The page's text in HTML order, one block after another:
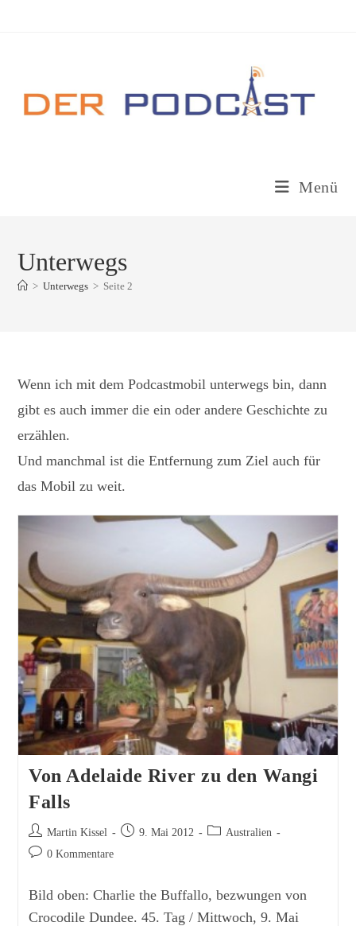
Menü
Unterwegs
> Unterwegs > Seite 2
Wenn ich mit dem Podcastmobil unterwegs bin, dann
gibt es auch immer die ein oder andere Geschichte zu
erzählen.
Und manchmal ist die Entfernung zum Ziel auch für
das Mobil zu weit.
Von Adelaide River zu den Wangi
Falls
Beitrags-
Autor:
Martin Kissel
Beitrag9. Mai 2012
Beitrags-
Australien
Beitrags-0 Kommentare
Bild oben: Charlie the Buffallo, bezwungen von
Crocodile Dundee. 45. Tag / Mittwoch, 9. Mai